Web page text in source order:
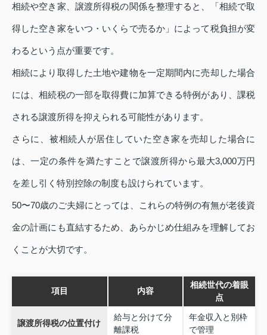
相続や空き家、譲渡所得税の関係を整理すると、「相続で取
得した空き家をいつ・いくらで売るか」によって税負担が変
わるという点が重要です。
相続により取得した土地や建物を一定期間内に売却した場合
には、相続税の一部を取得費に加算できる特例があり、課税
される譲渡所得を抑えられる可能性があります。
さらに、被相続人が居住していた空き家を売却した場合に
は、一定の条件を満たすことで譲渡所得から最大3,000万円
を差し引く特別控除の制度も設けられています。
50〜70歳のご夫婦にとっては、これらの特例の有無が老後資
金の計画にも直結するため、あらかじめ仕組みを理解してお
くことが大切です。
項目 内容
相続世代の着眼
点
譲渡所得税の位置付け
給与と分けて分
離課税
年金収入と別枠
で管理